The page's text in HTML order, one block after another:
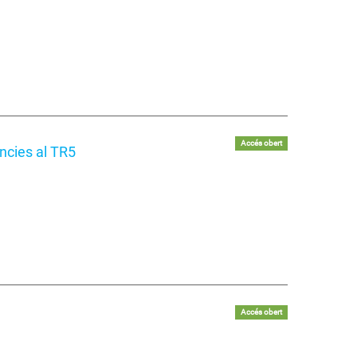
al TR5
Accés obert
Accés obert